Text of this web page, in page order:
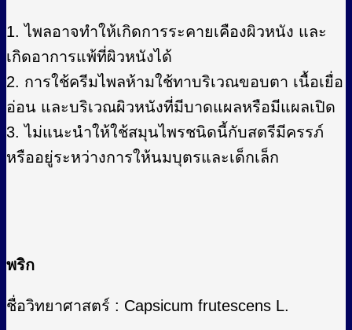
1. ไพลอาจทำให้เกิดการระคายเคืองผิวหนัง และ
เกิดอาการแพ้ที่ผิวหนังได้
2. การใช้ครีมไพลห้ามใช้ทาบริเวณขอบตา เนื้อเยื่อ
อ่อน และบริเวณผิวหนังที่มีบาดแผลหรือมีแผลเปิด
3. ไม่แนะนำให้ใช้สมุนไพรชนิดนี้กับสตรีมีครรภ์
หรืออยู่ระหว่างการให้นมบุตรและเด็กเล็ก
พริก
ชื่อวิทยาศาสตร์ : Capsicum frutescens L.